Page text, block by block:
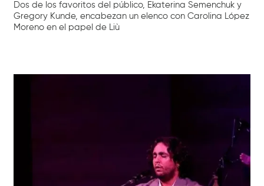
Dos de los favoritos del público, Ekaterina Semenchuk y
Gregory Kunde, encabezan un elenco con Carolina López
Moreno en el papel de Liù